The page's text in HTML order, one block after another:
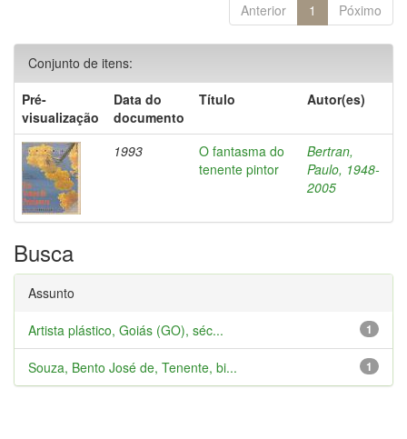
Anterior 1 Póximo
Conjunto de itens:
Pré-
visualização
Data do
documento
Título Autor(es)
1993
O fantasma do
tenente pintor
Bertran,
Paulo, 1948-
2005
Busca
Assunto
1
Artista plástico, Goiás (GO), séc...
1
Souza, Bento José de, Tenente, bi...